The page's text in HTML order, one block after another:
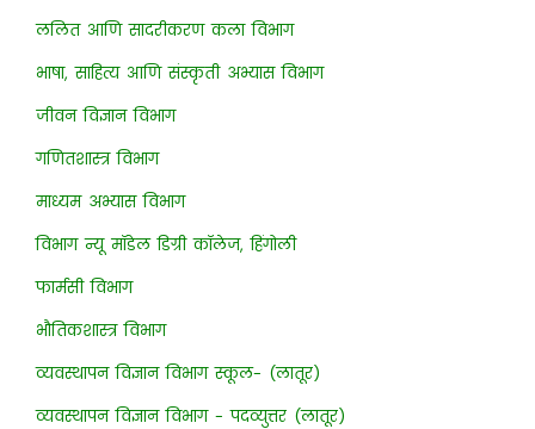
ललित आणि सादरीकरण कला विभाग
भाषा, साहित्य आणि संस्कृती अभ्यास विभाग
जीवन विज्ञान विभाग
गणितशास्त्र विभाग
माध्यम अभ्यास विभाग
विभाग न्यू मॉडेल डिग्री कॉलेज, हिंगोली
फार्मसी विभाग
भौतिकशास्त्र विभाग
व्यवस्थापन विज्ञान विभाग स्कूल- (लातूर)
व्यवस्थापन विज्ञान विभाग - पदव्युत्तर (लातूर)